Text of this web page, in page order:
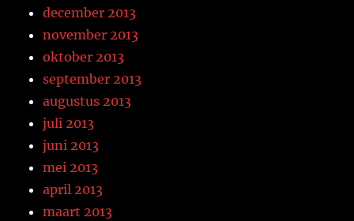
december 2013
november 2013
oktober 2013
september 2013
augustus 2013
juli 2013
juni 2013
mei 2013
april 2013
maart 2013